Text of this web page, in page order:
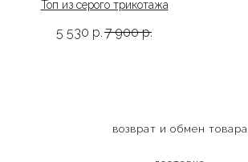
Топ из серого трикотажа
5 530 р. 7 900 р.
возврат и обмен товара